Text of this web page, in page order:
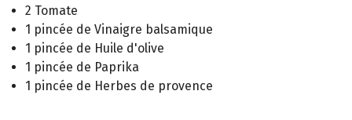
2 Tomate
1 pincée de Vinaigre balsamique
1 pincée de Huile d'olive
1 pincée de Paprika
1 pincée de Herbes de provence